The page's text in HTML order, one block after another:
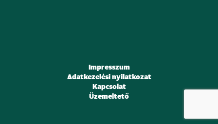
Impresszum
Adatkezelési nyilatkozat
Kapcsolat
Üzemeltető